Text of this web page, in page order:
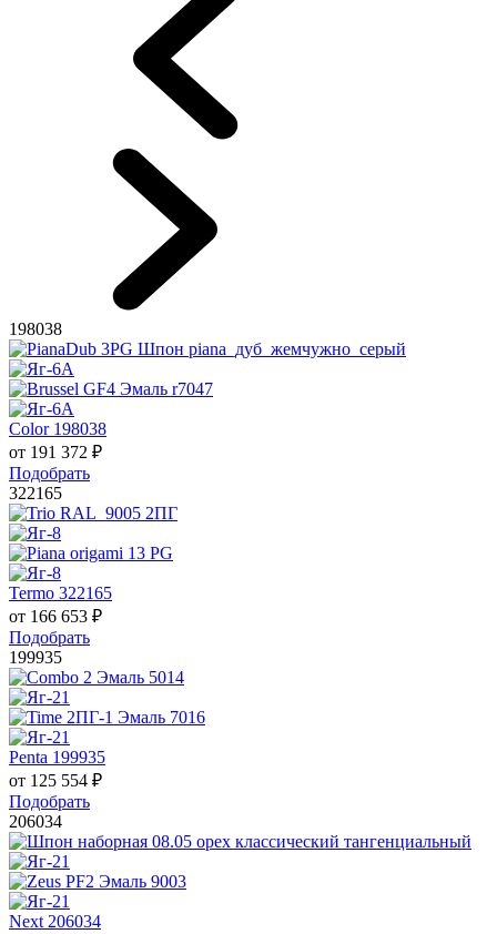
198038
Color 198038
от 191 372 ₽
Подобрать
322165
Termo 322165
от 166 653 ₽
Подобрать
199935
Penta 199935
от 125 554 ₽
Подобрать
206034
Next 206034